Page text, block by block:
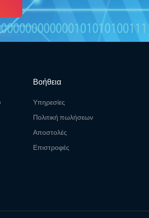
Βοήθεια
Υπηρεσίες
Πολιτική πωλήσεων
Αποστολές
Επιστροφές